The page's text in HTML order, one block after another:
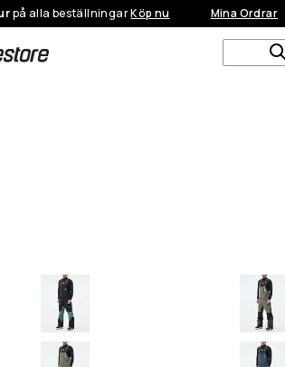
på alla beställningarKöp nu Mina Ordrar